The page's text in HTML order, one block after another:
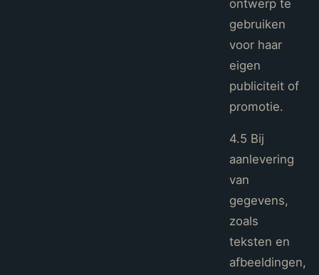
ontwerp te
gebruiken
voor haar
eigen
publiciteit of
promotie.
4.5 Bij
aanlevering
van
gegevens,
zoals
teksten en
afbeeldingen,